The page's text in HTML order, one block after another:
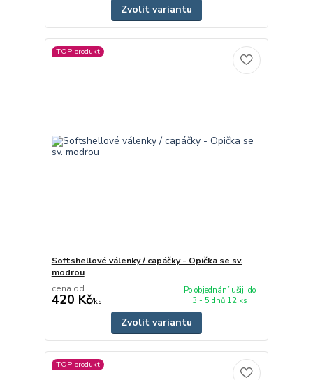
Zvolit variantu
TOP produkt
Softshellové válenky / capáčky - Opička se sv.
modrou
cena od
420 Kč/ks
Po objednání ušiji do
3 - 5 dnů 12 ks
Zvolit variantu
TOP produkt